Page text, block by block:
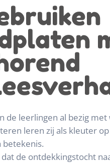
de leerlingen al bezig
leren zij als kleuter
de ontdekkingstocht